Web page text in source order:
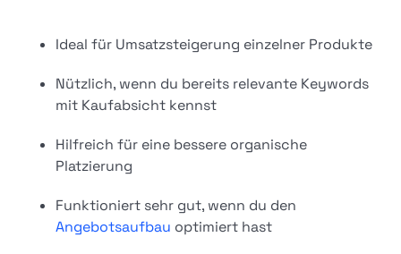
Ideal für Umsatzsteigerung einzelner Produkte
Nützlich, wenn du bereits relevante Keywords
mit Kaufabsicht kennst
Hilfreich für eine bessere organische
Platzierung
Funktioniert sehr gut, wenn du den
Angebotsaufbau optimiert hast